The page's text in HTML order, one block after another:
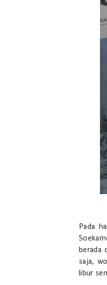
Pada
berada
saja,
libur